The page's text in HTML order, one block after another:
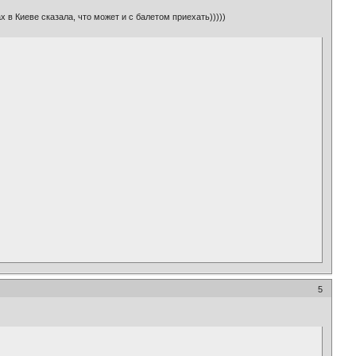
Киеве сказала, что может и с балетом приехать)))))
5